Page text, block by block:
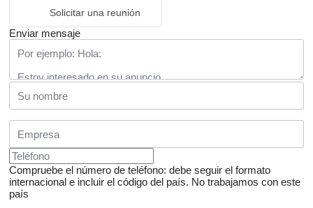
Solicitar una reunión
Enviar mensaje
Compruebe el número de teléfono: debe seguir el formato
internacional e incluir el código del país. No trabajamos con este
país